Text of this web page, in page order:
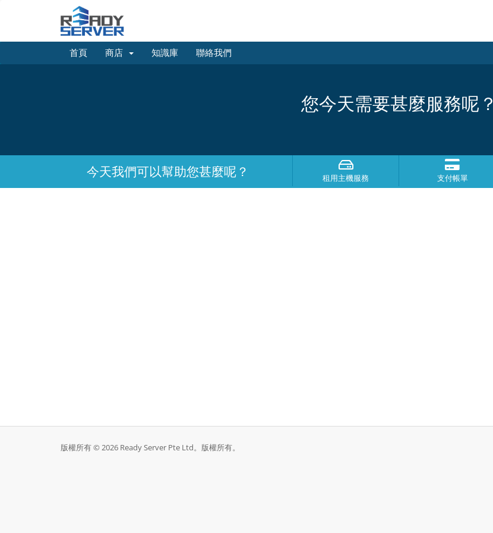
首頁 商店 知識庫 聯絡我們
您今天需要甚麼服務呢？
今天我們可以幫助您甚麼呢？ 租用主機服務 支付帳單
版權所有 © 2026 Ready Server Pte Ltd。版權所有。